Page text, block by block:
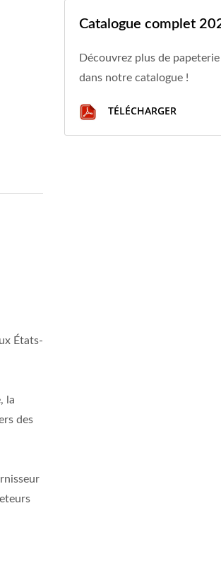
États-
la
des
Catalogue complet
Découvrez plus de papeterie
dans notre catalogue !
TÉLÉCHARGER